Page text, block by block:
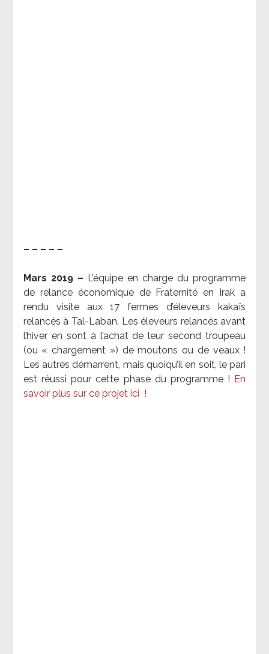
– – – – –
Mars 2019 – L’équipe en charge du programme
de relance économique de Fraternité en Irak a
rendu visite aux 17 fermes d’éleveurs kakaïs
relancés à Tal-Laban. Les éleveurs relancés avant
l’hiver en sont à l’achat de leur second troupeau
(ou « chargement ») de moutons ou de veaux !
Les autres démarrent, mais quoiqu’il en soit, le pari
est réussi pour cette phase du programme ! En
savoir plus sur ce projet ici !